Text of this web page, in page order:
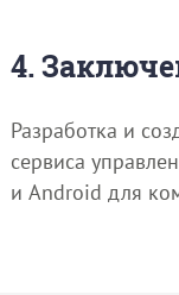
4.
Разработка и
сервиса
и Android для